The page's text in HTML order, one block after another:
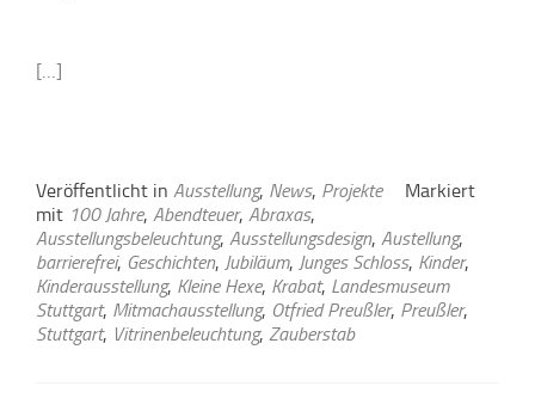
[…]
Veröffentlicht in Ausstellung, News, Projekte
Markiert
mit 100 Jahre, Abendteuer, Abraxas,
Ausstellungsbeleuchtung, Ausstellungsdesign, Austellung,
barrierefrei, Geschichten, Jubiläum, Junges Schloss, Kinder,
Kinderausstellung, Kleine Hexe, Krabat, Landesmuseum
Stuttgart, Mitmachausstellung, Otfried Preußler, Preußler,
Stuttgart, Vitrinenbeleuchtung, Zauberstab